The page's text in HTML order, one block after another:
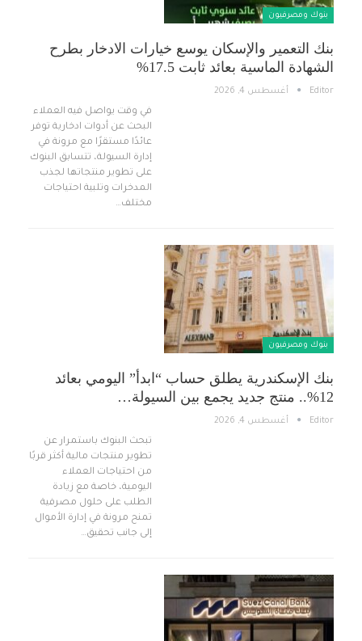
بنوك ومصرفيون
بنك التعمير والإسكان يوسع خيارات الادخار بطرح
الشهادة الماسية بعائد ثابت 17.5%
Editor أغسطس 4, 2026
في وقت يواصل فيه العملاء
البحث عن أدوات ادخارية توفر
عائدًا مستقرًا مع مرونة في
إدارة السيولة، تتسابق البنوك
على تطوير منتجاتها لجذب
المدخرات وتلبية احتياجات
مختلف…
بنوك ومصرفيون
بنك الإسكندرية يطلق حساب “ابدأ” اليومي بعائد
12%.. منتج جديد يجمع بين السيولة…
Editor أغسطس 4, 2026
تبحث البنوك باستمرار عن
تطوير منتجات مالية أكثر قربًا
من احتياجات العملاء
اليومية، خاصة مع زيادة
الطلب على حلول مصرفية
تمنح مرونة في إدارة الأموال
إلى جانب تحقيق…